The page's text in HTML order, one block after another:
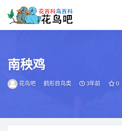
南秧鸡
花鸟吧 鹤形目鸟类 3年前 0